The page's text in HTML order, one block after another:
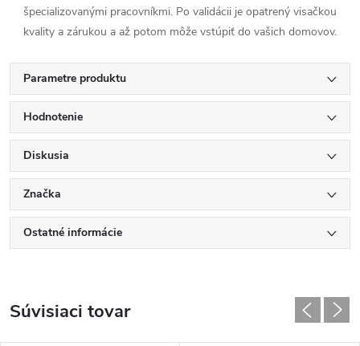
špecializovanými pracovníkmi. Po validácii je opatrený visačkou
kvality a zárukou a až potom môže vstúpiť do vašich domovov.
Parametre produktu
Hodnotenie
Diskusia
Značka
Ostatné informácie
Súvisiaci tovar